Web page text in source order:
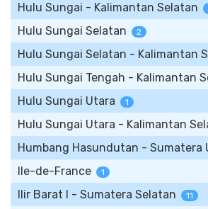
Hulu Sungai - Kalimantan Selatan
Hulu Sungai Selatan 2
Hulu Sungai Selatan - Kalimantan
Hulu Sungai Tengah - Kalimantan
Hulu Sungai Utara 1
Hulu Sungai Utara - Kalimantan
Humbang Hasundutan - Sumatera
Ile-de-France 1
Ilir Barat I - Sumatera Selatan 11